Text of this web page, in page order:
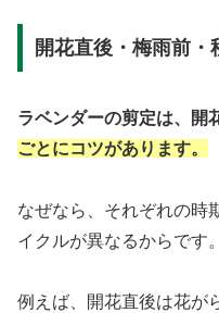
開花直後・梅雨前
ラベンダーの剪定は、開
ごとにコツがあります。
なぜなら、それぞれの時
イクルが異なるからです。
例えば、開花直後は花が